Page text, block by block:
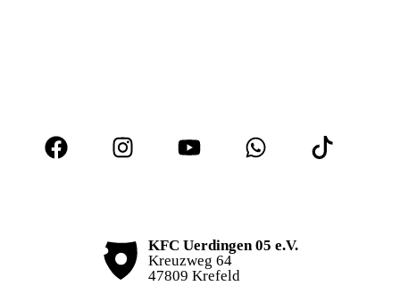
KFC Uerdingen 05 e.V.
Kreuzweg 64
47809 Krefeld